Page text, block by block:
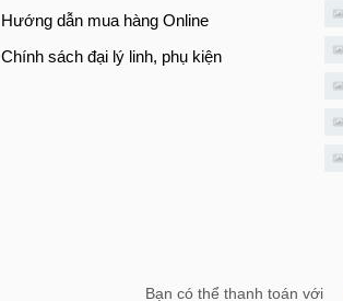
Hướng dẫn mua hàng Online
Chính sách đại lý linh, phụ kiện
Bạn có thể thanh toán với